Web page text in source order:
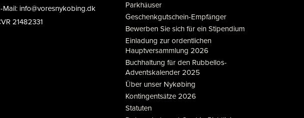
Mail: info@voresnykobing.dk
21482331
Parkhäuser
Geschenkgutschein-Empfänger
Bewerben Sie sich für ein Stipendium
Einladung zur ordentlichen
Hauptversammlung 2026
Buchhaltung für den Rubbellos-
Adventskalender 2025
Über unser Nykøbing
Kontingentsätze 2026
Statuten